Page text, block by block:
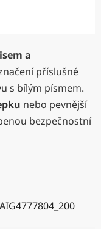
a
příslušné
s bílým písmem.
nebo pevnější
bezpečnostní
AIG4777804_200